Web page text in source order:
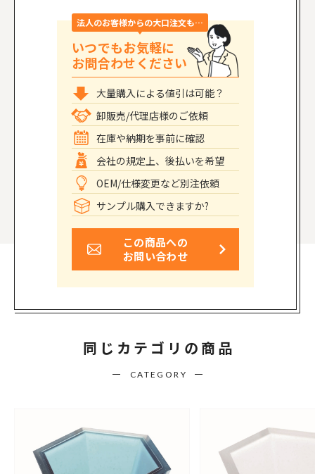
法人のお客様からの大口注文も…
いつでもお気軽に
お問合わせください
大量購入による値引は可能？
卸販売/代理店様のご依頼
在庫や納期を事前に確認
会社の規定上、後払いを希望
OEM/仕様変更など別注依頼
サンプル購入できますか?
この商品への
お問い合わせ
同じカテゴリの商品
CATEGORY